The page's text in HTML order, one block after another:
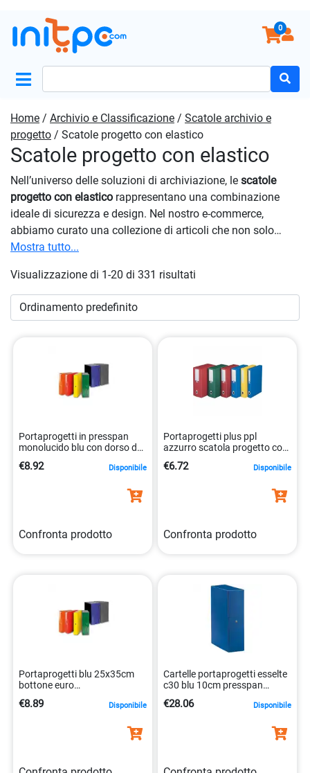
Home / Archivio e Classificazione / Scatole archivio e
progetto
/ Scatole progetto con elastico
Scatole progetto con elastico
Nell’universo delle soluzioni di archiviazione, le
scatole
progetto con elastico
rappresentano una combinazione
ideale di sicurezza e design. Nel nostro e-commerce,
abbiamo curato una collezione di articoli che non solo
garantiscono una protezione ottimale dei documenti, ma lo
i contenuti siano sempre ben sigillati e protetti, prevenendo
perfette condizioni. Che tu stia archiviando documenti
importanti, disegni artistici o progetti di lavoro, le nostre
scatole progetto con elastico
e a scoprire come
l’archiviazione possa diventare un’esperienza piacevole e
Mostra tutto...
Visualizzazione di 1-20 di 331 risultati
Portaprogetti in presspan
monolucido blu con dorso da
15 cm 8052286880434
€8.92 Disponibile
Confronta prodotto
Portaprogetti plus ppl
azzurro scatola progetto con
elastico 8015687001075
€6.72 Disponibile
Confronta prodotto
Portaprogetti blu 25x35cm
bottone euro
8052286880373
€8.89 Disponibile
Confronta prodotto
Cartelle portaprogetti esselte
c30 blu 10cm presspan
biverniciato 8004157330050
€28.06 Disponibile
Confronta prodotto